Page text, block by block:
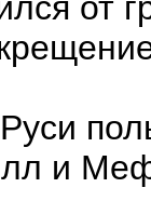
от
и